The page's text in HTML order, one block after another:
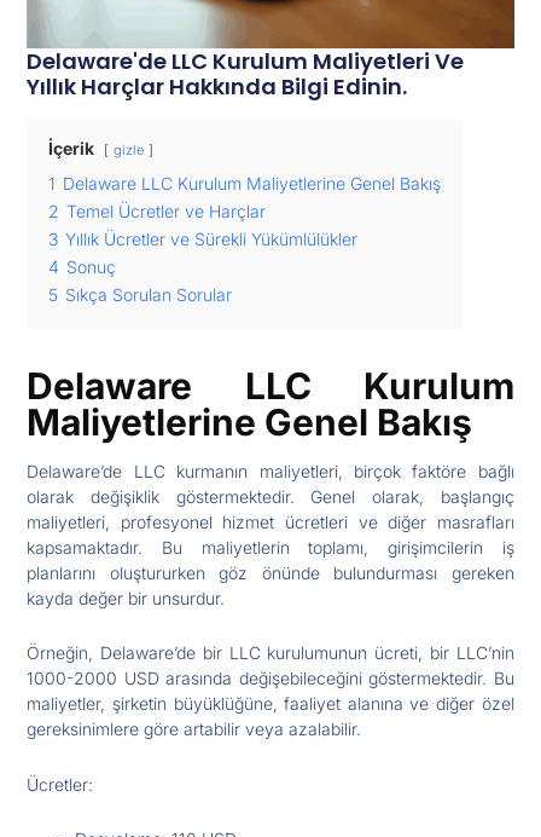
Delaware'de LLC Kurulum Maliyetleri Ve
Yıllık Harçlar Hakkında Bilgi Edinin.
İçerik gizle
1 Delaware LLC Kurulum Maliyetlerine Genel Bakış
2 Temel Ücretler ve Harçlar
3 Yıllık Ücretler ve Sürekli Yükümlülükler
4 Sonuç
5 Sıkça Sorulan Sorular
Delaware LLC Kurulum
Maliyetlerine Genel Bakış
Delaware’de LLC kurmanın maliyetleri, birçok faktöre bağlı
olarak değişiklik göstermektedir. Genel olarak, başlangıç
maliyetleri, profesyonel hizmet ücretleri ve diğer masrafları
kapsamaktadır. Bu maliyetlerin toplamı, girişimcilerin iş
planlarını oluştururken göz önünde bulundurması gereken
kayda değer bir unsurdur.
Örneğin, Delaware’de bir LLC kurulumunun ücreti, bir LLC’nin
1000-2000 USD arasında değişebileceğini göstermektedir. Bu
maliyetler, şirketin büyüklüğüne, faaliyet alanına ve diğer özel
gereksinimlere göre artabilir veya azalabilir.
Ücretler: